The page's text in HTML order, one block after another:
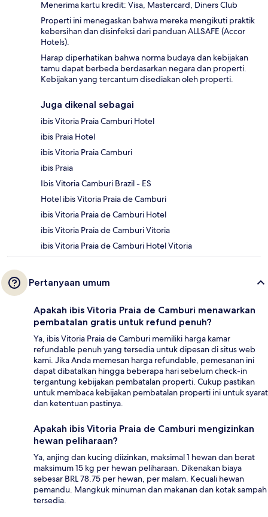
Menerima kartu kredit: Visa, Mastercard, Diners Club
Properti ini menegaskan bahwa mereka mengikuti praktik
kebersihan dan disinfeksi dari panduan ALLSAFE (Accor
Hotels).
Harap diperhatikan bahwa norma budaya dan kebijakan
tamu dapat berbeda berdasarkan negara dan properti.
Kebijakan yang tercantum disediakan oleh properti.
Juga dikenal sebagai
ibis Vitoria Praia Camburi Hotel
ibis Praia Hotel
ibis Vitoria Praia Camburi
ibis Praia
Ibis Vitoria Camburi Brazil - ES
Hotel ibis Vitoria Praia de Camburi
ibis Vitoria Praia de Camburi Hotel
ibis Vitoria Praia de Camburi Vitoria
ibis Vitoria Praia de Camburi Hotel Vitoria
Pertanyaan umum
Apakah ibis Vitoria Praia de Camburi menawarkan
pembatalan gratis untuk refund penuh?
Ya, ibis Vitoria Praia de Camburi memiliki harga kamar
refundable penuh yang tersedia untuk dipesan di situs web
kami. Jika Anda memesan harga refundable, pemesanan ini
dapat dibatalkan hingga beberapa hari sebelum check-in
tergantung kebijakan pembatalan properti. Cukup pastikan
untuk membaca kebijakan pembatalan properti ini untuk syarat
dan ketentuan pastinya.
Apakah ibis Vitoria Praia de Camburi mengizinkan
hewan peliharaan?
Ya, anjing dan kucing diizinkan, maksimal 1 hewan dan berat
maksimum 15 kg per hewan peliharaan. Dikenakan biaya
sebesar BRL 78.75 per hewan, per malam. Kecuali hewan
pemandu. Mangkuk minuman dan makanan dan kotak sampah
tersedia.